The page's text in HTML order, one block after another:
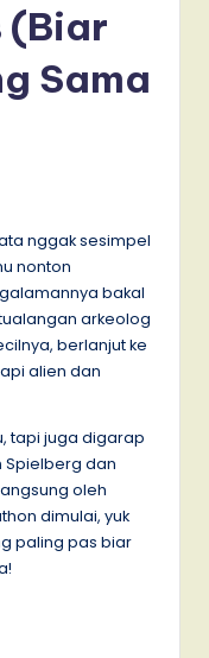
(Biar
Sama
nggak sesimpel
nonton
bakal
arkeolog
berlanjut ke
alien dan
tapi juga digarap
Spielberg dan
oleh
dimulai, yuk
paling pas biar